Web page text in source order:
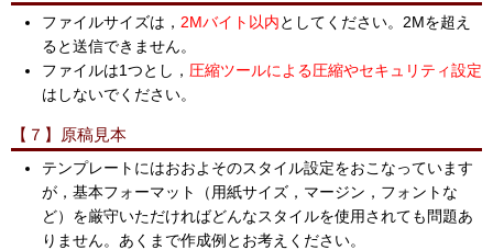
ファイルサイズは， 2Mバイト以内としてください。2Mを超え
ると送信できません。
ファイルは1つとし， 圧縮ツールによる圧縮やセキュリティ設定
はしないでください。
【７】原稿見本
テンプレートにはおおよそのスタイル設定をおこなっています
が，基本フォーマット（用紙サイズ，マージン，フォントな
ど）を厳守いただければどんなスタイルを使用されても問題あ
りません。あくまで作成例とお考えください。